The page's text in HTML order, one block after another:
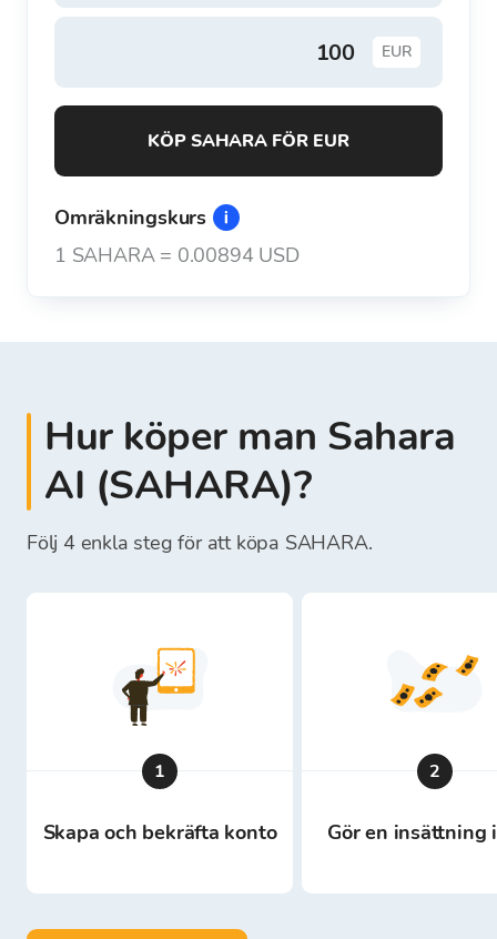
EUR
KÖP SAHARA FÖR EUR
Omräkningskurs
1 SAHARA= 0.00894 USD
Hur köper man Sahara
AI (SAHARA)?
Följ 4 enkla steg för att köpa SAHARA.
1
Skapa och bekräfta konto
2
Gör en insättning